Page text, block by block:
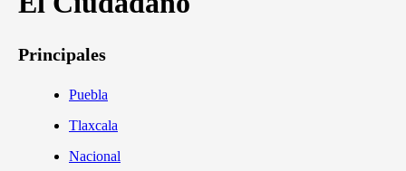
Principales
Puebla
Tlaxcala
Nacional